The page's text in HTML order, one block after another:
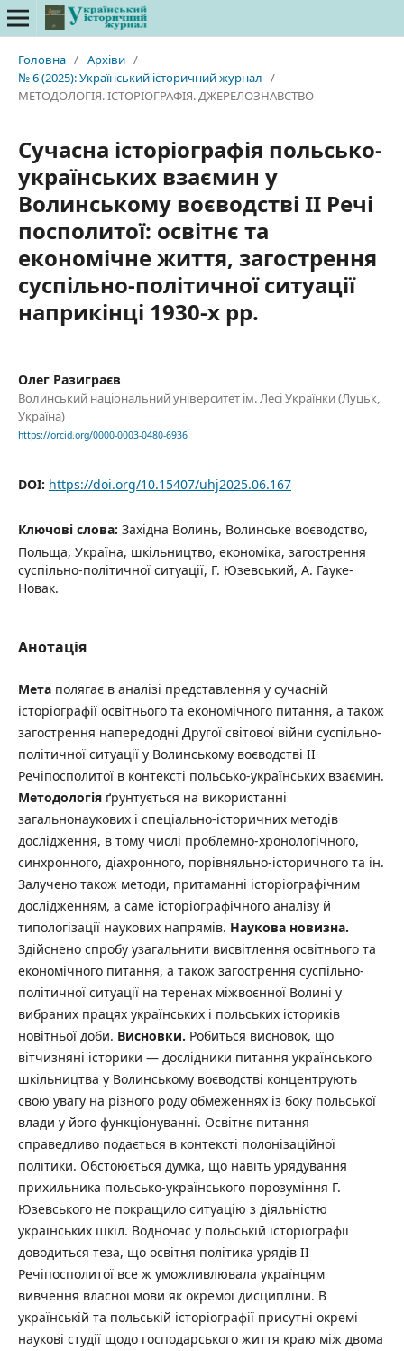
Головна / Архіви /
№ 6 (2025): Український історичний журнал /
МЕТОДОЛОГІЯ. ІСТОРІОГРАФІЯ. ДЖЕРЕЛОЗНАВСТВО
Сучасна історіографія польсько-
українських взаємин у
Волинському воєводстві II Речі
посполитої: освітнє та
економічне життя, загострення
суспільно-політичної ситуації
наприкінці 1930-х рр.
Олег Разиграєв
Волинський національний університет ім. Лесі Українки (Луцьк,
Україна)
https://orcid.org/0000-0003-0480-6936
DOI: https://doi.org/10.15407/uhj2025.06.167
Ключові слова: Західна Волинь, Волинське воєводство,
Польща, Україна, шкільництво, економіка, загострення
суспільно-політичної ситуації, Г. Юзевський, А. Гауке-
Новак.
Анотація
Метаполягає в аналізі представлення у сучасній
історіографії освітнього та економічного питання, а також
загострення напередодні Другої світової війни суспільно-
політичної ситуації у Волинському воєводстві ІІ
Речіпосполитої в контексті польсько-українських взаємин.
Методологіяґрунтується на використанні
загальнонаукових і спеціально-історичних методів
дослідження, в тому числі проблемно-хронологічного,
синхронного, діахронного, порівняльно-історичного та ін.
Залучено також методи, притаманні історіографічним
дослідженням, а саме історіографічного аналізу й
типологізації наукових напрямів. Наукова новизна.
Здійснено спробу узагальнити висвітлення освітнього та
економічного питання, а також загострення суспільно-
політичної ситуації на теренах міжвоєнної Волині у
вибраних працях українських і польських істориків
новітньої доби. Висновки. Робиться висновок, що
вітчизняні історики — дослідники питання українського
шкільництва у Волинському воєводстві концентрують
свою увагу на різного роду обмеженнях із боку польської
влади у його функціонуванні. Освітнє питання
справедливо подається в контексті полонізаційної
політики. Обстоюється думка, що навіть урядування
прихильника польсько-українського порозуміння Г.
Юзевського не покращило ситуацію з діяльністю
українських шкіл. Водночас у польській історіографії
доводиться теза, що освітня політика урядів ІІ
Речіпосполитої все ж уможливлювала українцям
вивчення власної мови як окремої дисципліни. В
українській та польській історіографії присутні окремі
наукові студії щодо господарського життя краю між двома